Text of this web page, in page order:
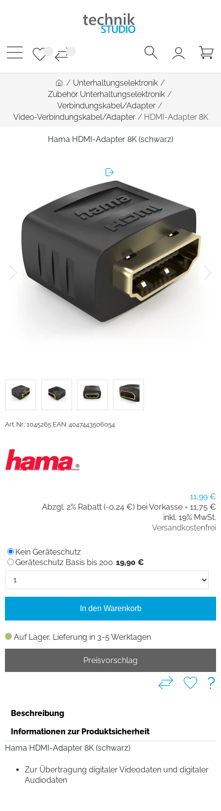
/ Unterhaltungselektronik /
Zubehör Unterhaltungselektronik /
Verbindungskabel/Adapter /
Video-Verbindungskabel/Adapter / HDMI-Adapter 8K
Hama HDMI-Adapter 8K (schwarz)
Art. Nr.: 1045265 EAN: 4047443506054
11,99 €
Abzgl. 2% Rabatt (-0,24 €) bei Vorkasse = 11,75 €
inkl. 19% MwSt.
Versandkostenfrei
Auf Lager, Lieferung in 3-5 Werktagen
Kein Geräteschutz
Geräteschutz Basis bis 200 19,90 €
In den Warenkorb
Preisvorschlag
?
Beschreibung
Informationen zur Produktsicherheit
Hama HDMI-Adapter 8K (schwarz)
Zur Übertragung digitaler Videodaten und digitaler
Audiodaten